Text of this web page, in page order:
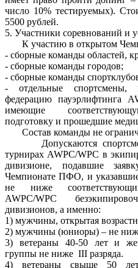
число 10% тестируемых).
5500 рублей.
5. Участники соревнований и
К участию в открытом
- сборные команды областей,
- сборные команды городов;
- сборные команды
- отдельные спортсмены,
федерацию пауэрлифтинга
имеющие
подготовку и прошедшие
Состав команды не
Допускаются
турнирах AWPC/WPC в
дивизионе, подавшие
Чемпионате ПФО, и
не ниже
AWPC/WPC
дивизионов, а именно:
1) мужчины, открытая
2) мужчины (юниоры) – не
3) ветераны 40-50 лет и
группы не ниже III разряда.
4) ветераны свыше 50